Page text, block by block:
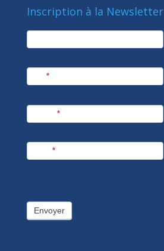
Inscription à la Newsletter
newsletter
*
*
*
Envoyer